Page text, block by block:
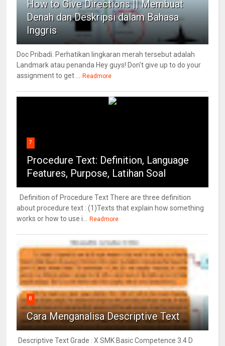
How to Give Directions || Membuat
Denah dan Deskripsi dalam Bahasa
Inggris
Doc Pribadi. Perhatikan lingkaran merah tersebut adalah
Landmark atau penanda Hey guys! Don't give up to do your
assignment to get ... Readmore
7
Procedure Text: Definition, Language
Features, Purpose, Latihan Soal
Definition of Procedure Text There are three definition
about procedure text : (1)Texts that explain how something
works or how to use i... Readmore
8
Cara Menganalisa Descriptive Text
Descriptive Text Grade : X SMK Basic Competence 3.4 D